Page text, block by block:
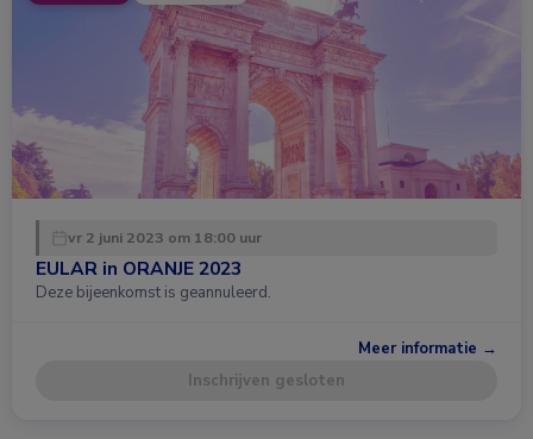
vr 2 juni 2023 om 18:00 uur
EULAR in ORANJE 2023
Deze bijeenkomst is geannuleerd.
Meer informatie →
Inschrijven gesloten